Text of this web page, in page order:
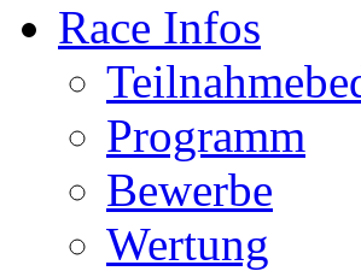
Race Infos
Programm
Bewerbe
Wertung